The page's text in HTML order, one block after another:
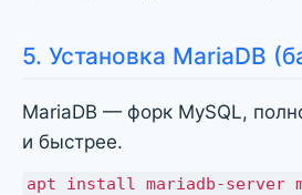
5. Установка MariaDB
MariaDB — форк MySQL,
и быстрее.
apt install mariadb-server